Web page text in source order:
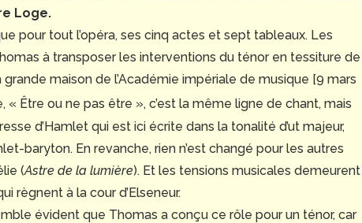
Loge.
pour tout l’opéra, ses cinq actes et sept tableaux. Les
à transposer les interventions du ténor en tessiture de
maison de l’Académie impériale de musique [9 mars
« Être ou ne pas être », c’est la même ligne de chant, mais
d’Hamlet qui est ici écrite dans la tonalité d’ut majeur,
baryton. En revanche, rien n’est changé pour les autres
(Astre de la lumière). Et les tensions musicales demeurent
règnent à la cour d’Elseneur.
évident que Thomas a conçu ce rôle pour un ténor, car